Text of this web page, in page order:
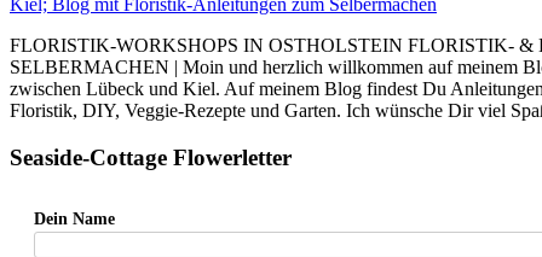
FLORISTIK-WORKSHOPS IN OSTHOLSTEIN FLORISTIK-
SELBERMACHEN | Moin und herzlich willkommen auf meinem
zwischen Lübeck und Kiel. Auf meinem Blog findest Du
Floristik, DIY, Veggie-Rezepte und Garten. Ich wünsche Dir viel
Seaside-Cottage Flowerletter
Dein Name